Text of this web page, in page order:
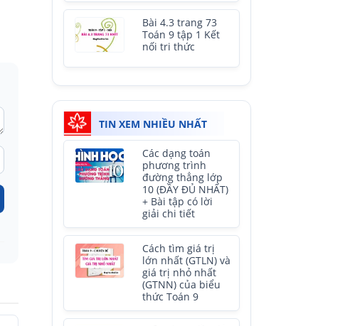
Bài 4.3 trang 73
Toán 9 tập 1 Kết
nối tri thức
TIN XEM NHIỀU NHẤT
Các dạng toán
phương trình
đường thẳng lớp
10 (ĐẦY ĐỦ NHẤT)
+ Bài tập có lời
giải chi tiết
Cách tìm giá trị
lớn nhất (GTLN) và
giá trị nhỏ nhất
(GTNN) của biểu
thức Toán 9